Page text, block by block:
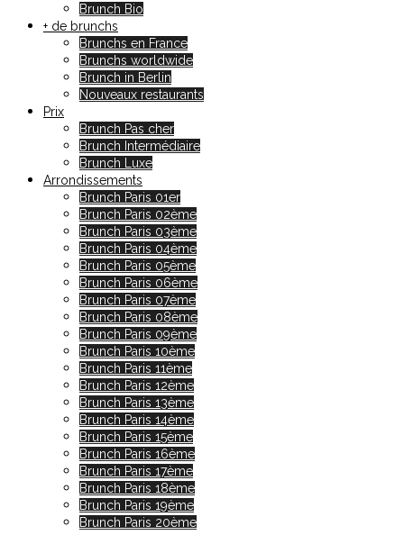
Brunch Bio
+ de brunchs
Brunchs en France
Brunchs worldwide
Brunch in Berlin
Nouveaux restaurants
Prix
Brunch Pas cher
Brunch Intermédiaire
Brunch Luxe
Arrondissements
Brunch Paris 01er
Brunch Paris 02ème
Brunch Paris 03ème
Brunch Paris 04ème
Brunch Paris 05ème
Brunch Paris 06ème
Brunch Paris 07ème
Brunch Paris 08ème
Brunch Paris 09ème
Brunch Paris 10ème
Brunch Paris 11ème
Brunch Paris 12ème
Brunch Paris 13ème
Brunch Paris 14ème
Brunch Paris 15ème
Brunch Paris 16ème
Brunch Paris 17ème
Brunch Paris 18ème
Brunch Paris 19ème
Brunch Paris 20ème